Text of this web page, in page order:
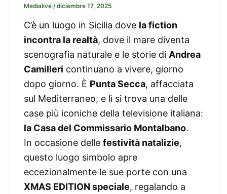
Medialive /diciembre 17, 2025
C’è un luogo in Sicilia dove la fiction
incontra la realtà, dove il mare diventa
scenografia naturale e le storie di Andrea
Camilleri continuano a vivere, giorno
dopo giorno. È Punta Secca, affacciata
sul Mediterraneo, e lì si trova una delle
case più iconiche della televisione italiana:
la Casa del Commissario Montalbano.
In occasione delle festività natalizie,
questo luogo simbolo apre
eccezionalmente le sue porte con una
XMAS EDITION speciale, regalando a